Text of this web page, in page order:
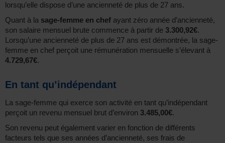
lorsqu’elle dispose d’une ancienneté de plus de 27 ans.
Quant à la sage-femme en chef ayant zéro année d’ancienneté,
son salaire mensuel brute commence à partir de 3.300,92€.
Lorsqu’une ancienneté de plus de 27 ans est démontrée, la sage-
femme en chef perçoit une rémunération mensuelle s’élevant à
4.729,67€.
En tant qu’indépendant
La sage-femme qui exerce son activité en tant qu’indépendant
perçoit un revenu mensuel brut d’environ 3.485,00€.
Son revenu peut également varier en fonction de différents
facteurs tels que ses années d’ancienneté, ses frais de